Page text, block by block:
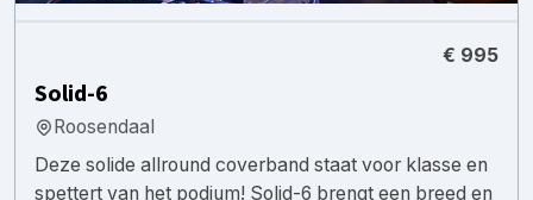
€ 995
Solid-6
Roosendaal
Deze solide allround coverband staat voor klasse en
spettert van het podium! Solid-6 brengt een breed en